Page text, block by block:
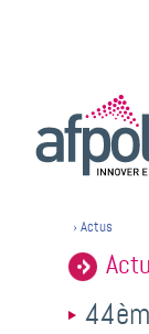
› Actus